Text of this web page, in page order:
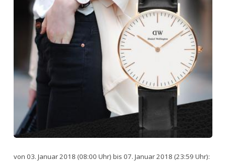
von 03. Januar 2018 (08:00 Uhr) bis 07. Januar 2018 (23:59 Uhr):